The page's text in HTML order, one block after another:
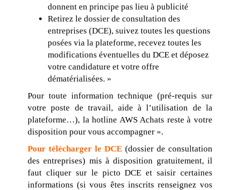
donnent en principe pas lieu à publicité
Retirez le dossier de consultation des
entreprises (DCE), suivez toutes les questions
posées via la plateforme, recevez toutes les
modifications éventuelles du DCE et déposez
votre candidature et votre offre
dématérialisées. »
Pour toute information technique (pré-requis sur
votre poste de travail, aide à l’utilisation de la
plateforme…), la hotline AWS Achats reste à votre
disposition pour vous accompagner ».
Pour télécharger le DCE (dossier de consultation
des entreprises) mis à disposition gratuitement, il
faut cliquer sur le picto DCE et saisir certaines
informations (si vous êtes inscrits renseignez vos